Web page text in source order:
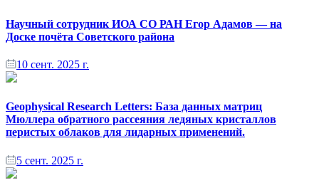
Научный сотрудник ИОА СО РАН Егор Адамов — на
Доске почёта Советского района
10 сент. 2025 г.
Geophysical Research Letters: База данных матриц
Мюллера обратного рассеяния ледяных кристаллов
перистых облаков для лидарных применений.
5 сент. 2025 г.